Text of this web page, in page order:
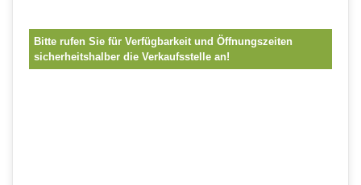
Bitte rufen Sie für Verfügbarkeit und Öffnungszeiten
sicherheitshalber die Verkaufsstelle an!